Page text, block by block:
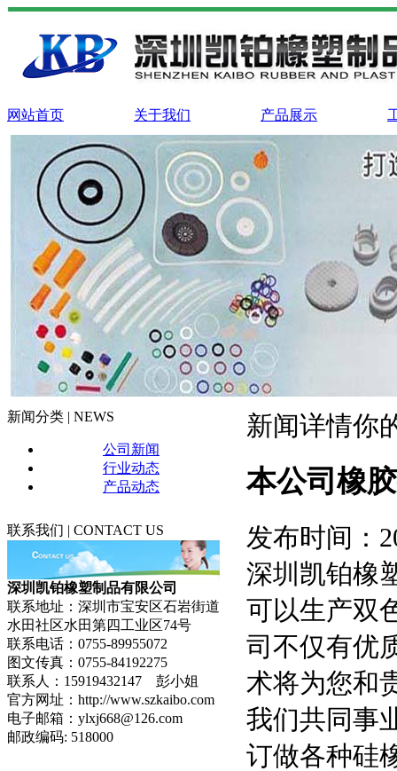
网站首页 关于我们 产品展示
新闻分类 | NEWS
公司新闻
行业动态
产品动态
联系我们 | CONTACT US
深圳凯铂橡塑制品有限公司
联系地址：深圳市宝安区石岩街道
水田社区水田第四工业区74号
联系电话：0755-89955072
图文传真：0755-84192275
联系人：15919432147 彭小姐
官方网址：http://www.szkaibo.com
电子邮箱：ylxj668@126.com
邮政编码: 518000
新闻详情你
本公司橡
发布时间
深圳凯铂橡
可以生产双
司不仅有优
术将为您和
我们共同事
订做各种硅